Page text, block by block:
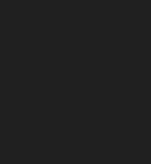
upozorila na
Zoran Đorđević,
studentima da se
“Došao sam da
zahtjeva ovih